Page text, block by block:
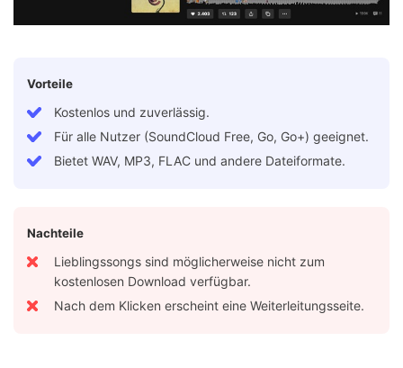
Vorteile
Kostenlos und zuverlässig.
Für alle Nutzer (SoundCloud Free, Go, Go+) geeignet.
Bietet WAV, MP3, FLAC und andere Dateiformate.
Nachteile
Lieblingssongs sind möglicherweise nicht zum
kostenlosen Download verfügbar.
Nach dem Klicken erscheint eine Weiterleitungsseite.